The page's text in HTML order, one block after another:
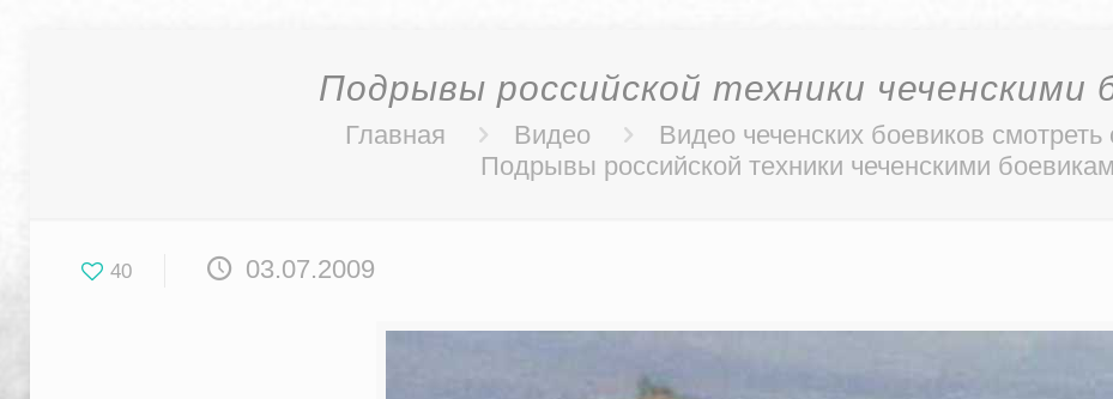
Подрывы российской техники чеченскими
Главная Видео
Видео чеченских боевиков смотреть
Подрывы российской техники чеченскими
40 03.07.2009